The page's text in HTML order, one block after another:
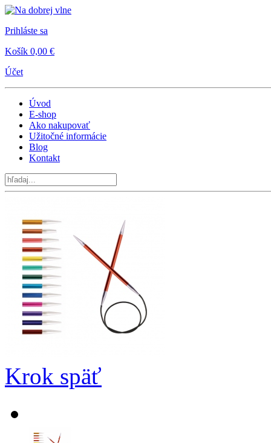
Prihláste sa
Košík 0,00 €
Účet
Úvod
E-shop
Ako nakupovať
Užitočné informácie
Blog
Kontakt
Krok späť